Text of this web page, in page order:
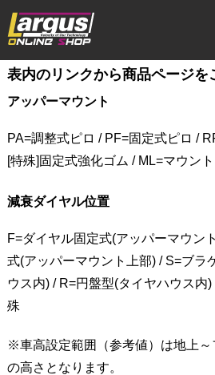
表内のリンクから商品ページを
アッパーマウント
PA=調整式ピロ / PF=固定式ピロ /
[特殊]固定式強化ゴム / ML=マウン
減衰ダイヤル位置
F=ダイヤル固定式(アッパーマウン
式(アッパーマウント上部) / S=ブラ
ウス内) / R=円盤型(タイヤハウス内
殊
※車高設定範囲（参考値）は地上
の高さとなります。